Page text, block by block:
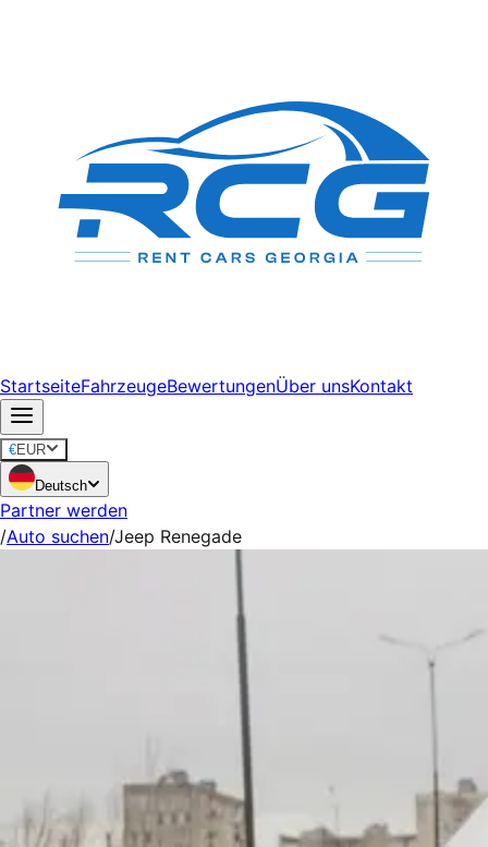
StartseiteFahrzeugeBewertungenÜber unsKontakt
€EUR
Deutsch
Partner werden
/Auto suchen/Jeep Renegade